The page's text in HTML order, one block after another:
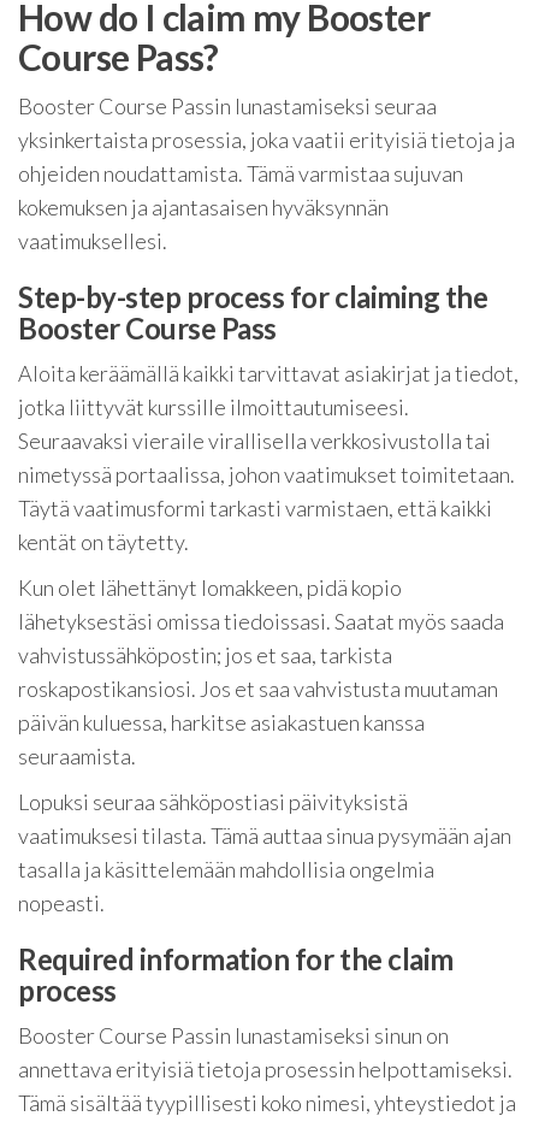
How do I claim my Booster
Course Pass?
Booster Course Passin lunastamiseksi seuraa
yksinkertaista prosessia, joka vaatii erityisiä tietoja ja
ohjeiden noudattamista. Tämä varmistaa sujuvan
kokemuksen ja ajantasaisen hyväksynnän
vaatimuksellesi.
Step-by-step process for claiming the
Booster Course Pass
Aloita keräämällä kaikki tarvittavat asiakirjat ja tiedot,
jotka liittyvät kurssille ilmoittautumiseesi.
Seuraavaksi vieraile virallisella verkkosivustolla tai
nimetyssä portaalissa, johon vaatimukset toimitetaan.
Täytä vaatimusformi tarkasti varmistaen, että kaikki
kentät on täytetty.
Kun olet lähettänyt lomakkeen, pidä kopio
lähetyksestäsi omissa tiedoissasi. Saatat myös saada
vahvistussähköpostin; jos et saa, tarkista
roskapostikansiosi. Jos et saa vahvistusta muutaman
päivän kuluessa, harkitse asiakastuen kanssa
seuraamista.
Lopuksi seuraa sähköpostiasi päivityksistä
vaatimuksesi tilasta. Tämä auttaa sinua pysymään ajan
tasalla ja käsittelemään mahdollisia ongelmia
nopeasti.
Required information for the claim
process
Booster Course Passin lunastamiseksi sinun on
annettava erityisiä tietoja prosessin helpottamiseksi.
Tämä sisältää tyypillisesti koko nimesi, yhteystiedot ja